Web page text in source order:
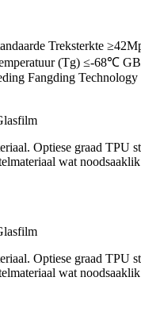
Treksterkte
(Tg) ≤-68℃
Fangding
Optiese graad
wat
Optiese graad
wat